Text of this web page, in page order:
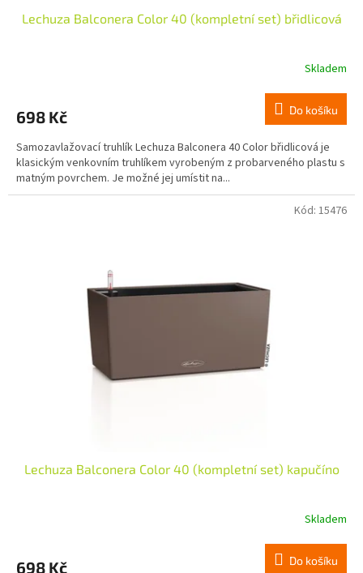
Lechuza Balconera Color 40 (kompletní set) břidlicová
Skladem
698 Kč Do košíku
Samozavlažovací truhlík Lechuza Balconera 40 Color břidlicová je
klasickým venkovním truhlíkem vyrobeným z probarveného plastu s
matným povrchem. Je možné jej umístit na...
Lechuza Balconera Color 40 (kompletní set) kapučíno
Skladem
698 Kč Do košíku
Kód: 15476